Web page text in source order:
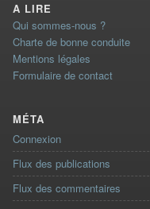
A LIRE
Qui sommes-nous ?
Charte de bonne conduite
Mentions légales
Formulaire de contact
MÉTA
Connexion
Flux des publications
Flux des commentaires